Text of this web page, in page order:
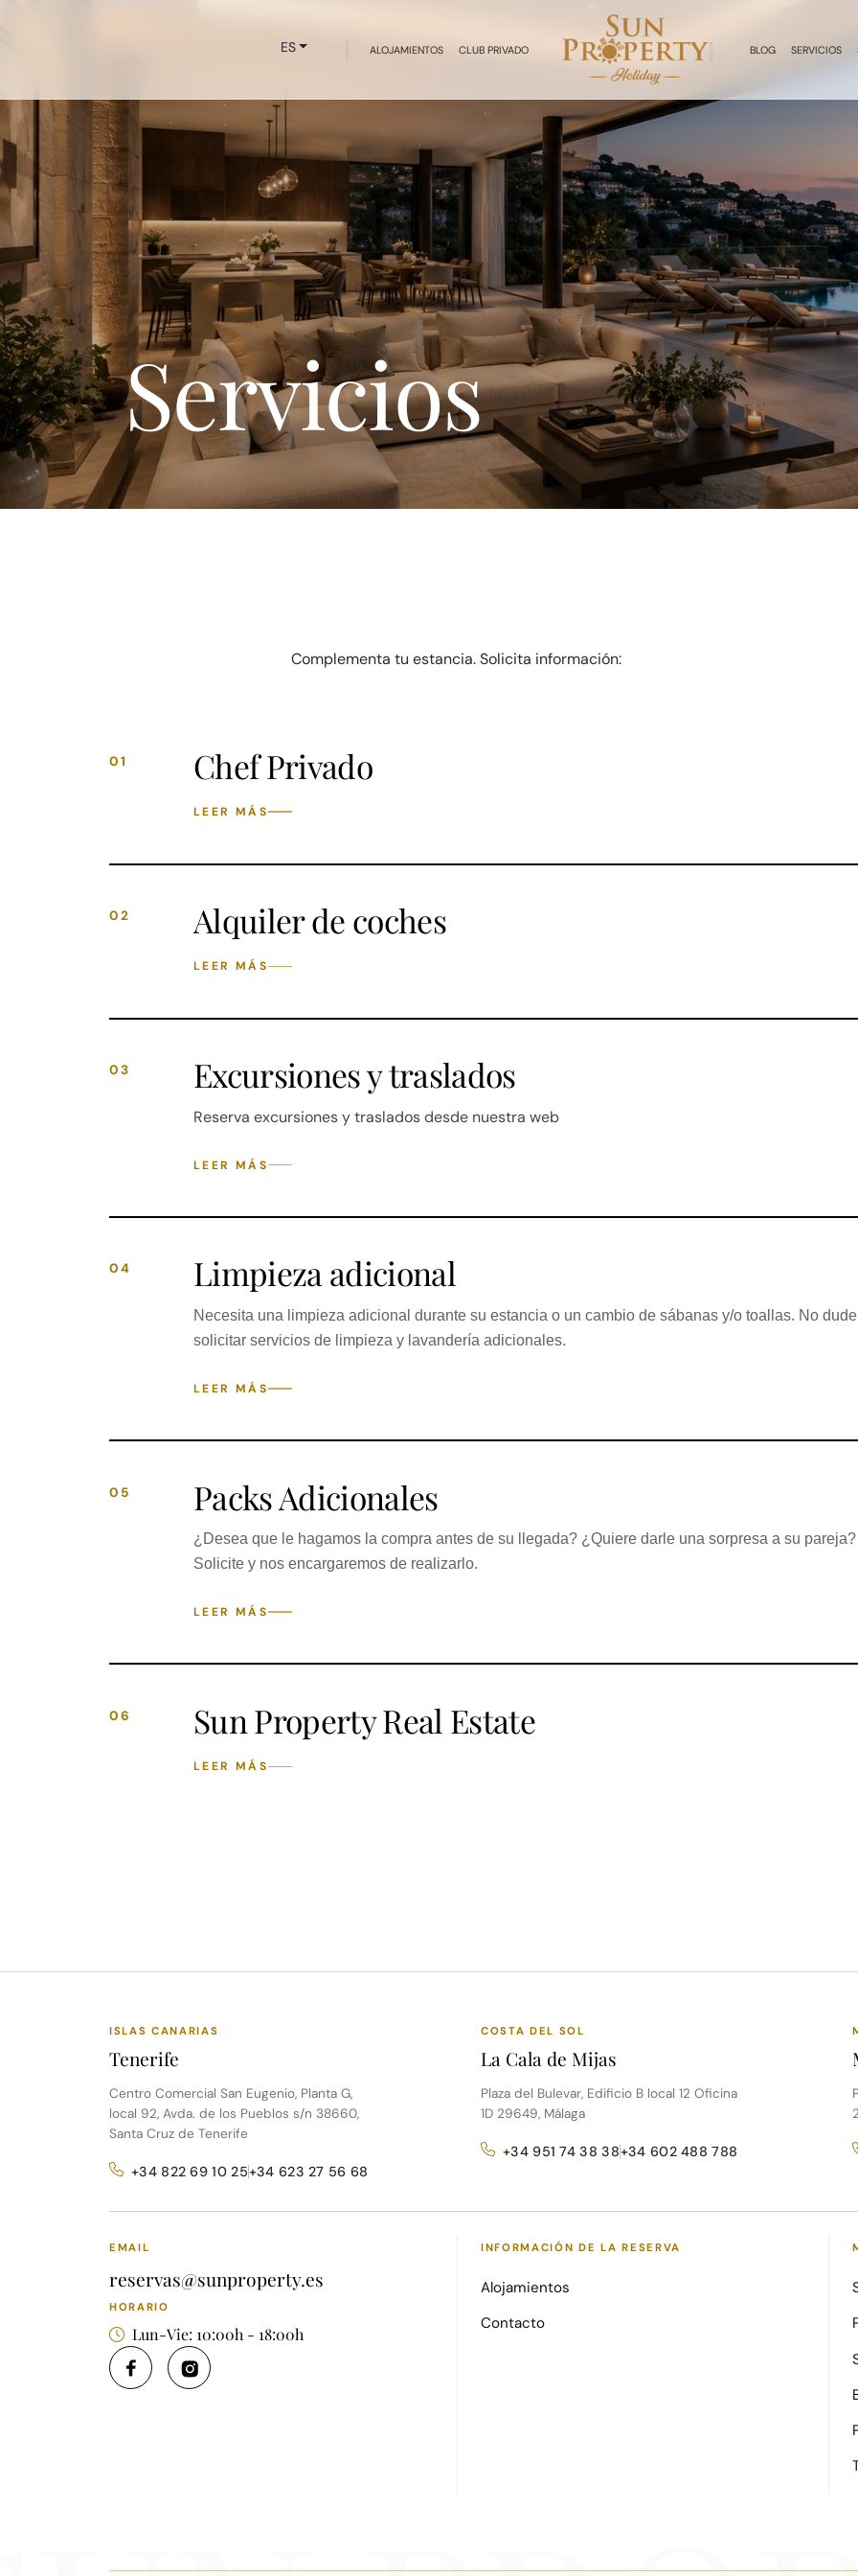
ES ALOJAMIENTOS CLUB PRIVADO BLOG SERVICIOS
Servicios
Complementa tu estancia. Solicita información:
01 Chef Privado
LEER MÁS
02 Alquiler de coches
LEER MÁS
03 Excursiones y traslados
Reserva excursiones y traslados desde nuestra web
LEER MÁS
04 Limpieza adicional
Necesita una limpieza adicional durante su estancia o un cambio de sábanas y/o toallas. No
solicitar servicios de limpieza y lavandería adicionales.
LEER MÁS
05 Packs Adicionales
¿Desea que le hagamos la compra antes de su llegada? ¿Quiere darle una sorpresa a su pareja?
Solicite y nos encargaremos de realizarlo.
LEER MÁS
06 Sun Property Real Estate
LEER MÁS
ISLAS CANARIAS
Tenerife
Centro Comercial San Eugenio, Planta G,
local 92, Avda. de los Pueblos s/n 38660,
Santa Cruz de Tenerife
+34 822 69 10 25+34 623 27 56 68
COSTA DEL SOL
La Cala de Mijas
Plaza del Bulevar, Edificio B local 12 Oficina
1D 29649, Málaga
+34 951 74 38 38+34 602 488 788
EMAIL
reservas@sunproperty.es
HORARIO
Lun-Vie: 10:00h - 18:00h
INFORMACIÓN DE LA RESERVA
Alojamientos
Contacto